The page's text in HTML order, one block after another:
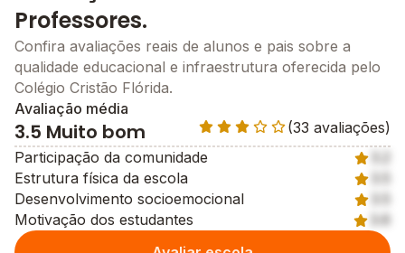
Áreas de convivência amplas, com pátios cobertos e
descobertos, garantindo um ambiente agradável em
qualquer condição climática.
Sustentabilidade como valor fundamental
O compromisso com a sustentabilidade é outro valor
essencial doColégio Cristão Flórida
lixo reciclável espalhadas pela escola, é uma dessas
práticas que ensina sobre o respeito ao planeta e o
compromisso com a responsabilidade ambiental desde
cedo.
As iniciativas de sustentabilidade estão alinhadas à
proposta educacional integral, que forma cidadãos
Professores.
Confira avaliações reais de alunos e pais sobre a
qualidade educacional e infraestrutura oferecida pelo
Colégio Cristão Flórida.
Avaliação média
3.5 Muito bom
(33 avaliações)
Participação da comunidade
Estrutura física da escola
Desenvolvimento socioemocional
Motivação dos estudantes
3.6